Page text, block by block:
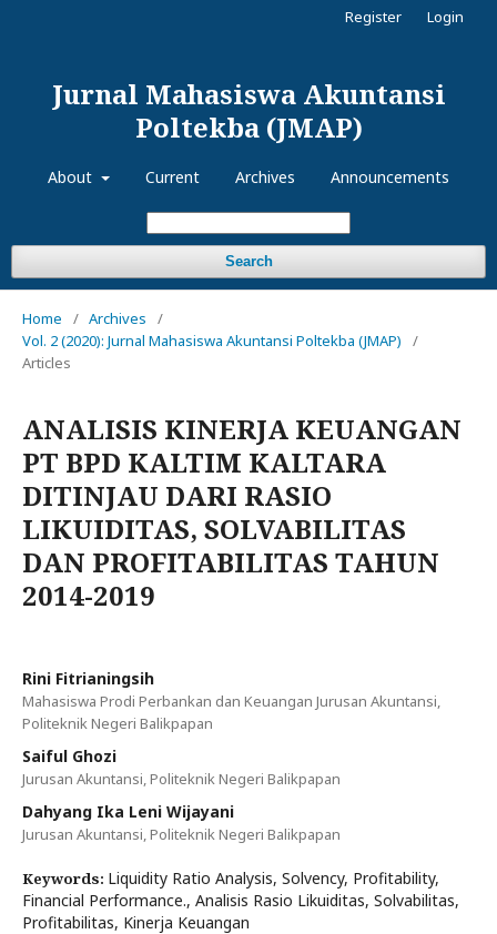
Jurnal Mahasiswa Akuntansi
Poltekba (JMAP)
About Current Archives Announcements
Search
Register Login
Home / Archives
/
Vol. 2 (2020): Jurnal Mahasiswa Akuntansi Poltekba (JMAP)
/
Articles
ANALISIS KINERJA KEUANGAN
PT BPD KALTIM KALTARA
DITINJAU DARI RASIO
LIKUIDITAS, SOLVABILITAS
DAN PROFITABILITAS TAHUN
2014-2019
Rini Fitrianingsih
Mahasiswa Prodi Perbankan dan Keuangan Jurusan Akuntansi,
Politeknik Negeri Balikpapan
Saiful Ghozi
Jurusan Akuntansi, Politeknik Negeri Balikpapan
Dahyang Ika Leni Wijayani
Jurusan Akuntansi, Politeknik Negeri Balikpapan
Keywords: Liquidity Ratio Analysis, Solvency, Profitability,
Financial Performance., Analisis Rasio Likuiditas, Solvabilitas,
Profitabilitas, Kinerja Keuangan